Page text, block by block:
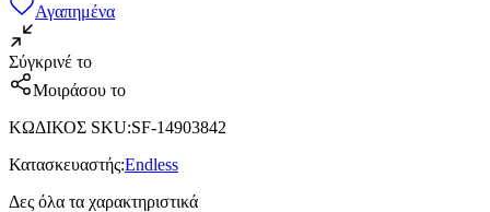
Αγαπημένα
Σύγκρινέ το
Μοιράσου το
ΚΩΔΙΚΟΣ SKU:SF-14903842
Κατασκευαστής:Endless
Δες όλα τα χαρακτηριστικά